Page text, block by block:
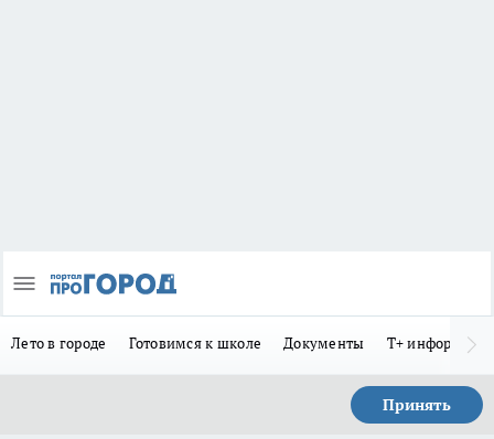
Лето в городе Готовимся к школе Документы Т+
Принять